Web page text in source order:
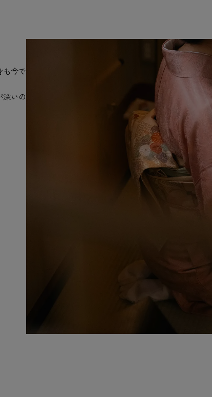
も今で
いの